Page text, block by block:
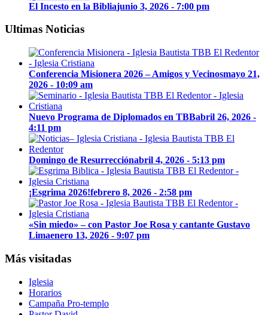
El Incesto en la Bibliajunio 3, 2026 - 7:00 pm
Ultimas Noticias
Conferencia Misionera 2026 – Amigos y Vecinosmayo 21,
2026 - 10:09 am
Nuevo Programa de Diplomados en TBBabril 26, 2026 -
4:11 pm
Domingo de Resurrecciónabril 4, 2026 - 5:13 pm
¡Esgrima 2026!febrero 8, 2026 - 2:58 pm
«Sin miedo» – con Pastor Joe Rosa y cantante Gustavo
Limaenero 13, 2026 - 9:07 pm
Más visitadas
Iglesia
Horarios
Campaña Pro-templo